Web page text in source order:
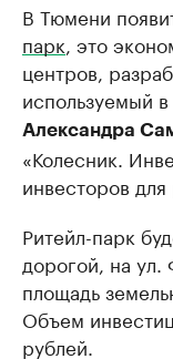
В Тюмени
парк , это
центров,
используемый
Александра
«Колесник.
инвесторов для
Ритейл-парк
дорогой, на
площадь
Объем
рублей.